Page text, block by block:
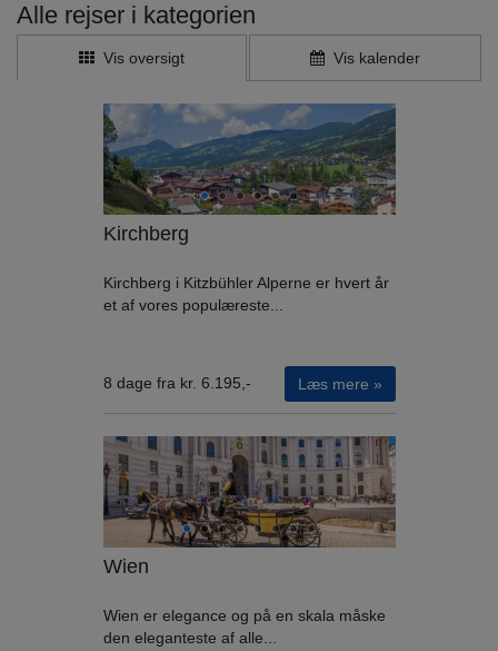
Alle rejser i kategorien
Vis oversigt Vis kalender
Kirchberg
Kirchberg i Kitzbühler Alperne er hvert år
et af vores populæreste...
8 dage fra kr. 6.195,- Læs mere »
Wien
Wien er elegance og på en skala måske
den eleganteste af alle...